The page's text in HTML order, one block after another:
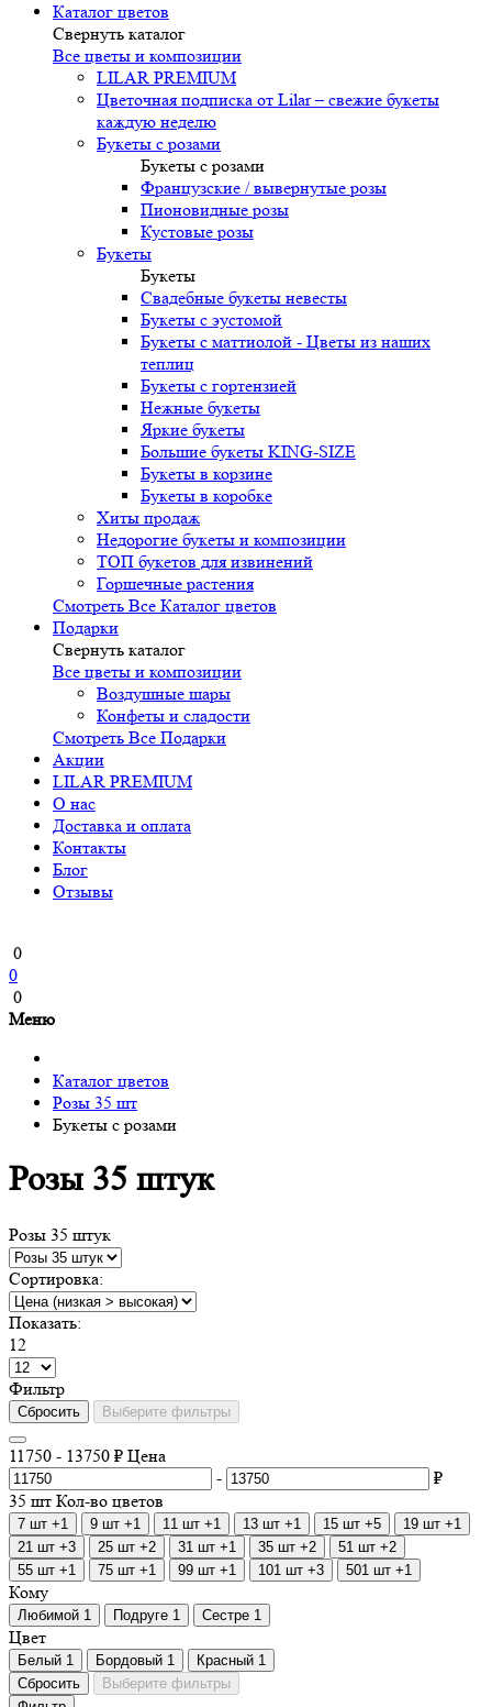
Каталог цветов
Свернуть каталог
Все цветы и композиции
LILAR PREMIUM
Цветочная подписка от Lilar – свежие букеты
каждую неделю
Букеты с розами
Букеты с розами
Французские / вывернутые розы
Пионовидные розы
Кустовые розы
Букеты
Букеты
Свадебные букеты невесты
Букеты с эустомой
Букеты с маттиолой - Цветы из наших
теплиц
Букеты с гортензией
Нежные букеты
Яркие букеты
Большие букеты KING-SIZE
Букеты в корзине
Букеты в коробке
Хиты продаж
Недорогие букеты и композиции
ТОП букетов для извинений
Горшечные растения
Смотреть Все Каталог цветов
Подарки
Свернуть каталог
Все цветы и композиции
Воздушные шары
Конфеты и сладости
Смотреть Все Подарки
Акции
LILAR PREMIUM
О нас
Доставка и оплата
Контакты
Блог
Отзывы
0
0
0
Меню
Каталог цветов
Розы 35 шт
Букеты с розами
Розы 35 штук
Розы 35 штук
Сортировка:
Показать:
12
Фильтp
Сбросить Выберите фильтры
11750 - 13750 ₽ Цена
-
₽
35 шт Кол-во цветов
7 шт +1 9 шт +1 11 шт +1 13 шт +1 15 шт +5 19 шт +1
21 шт +3 25 шт +2 31 шт +1 35 шт +2 51 шт +2
55 шт +1 75 шт +1 99 шт +1 101 шт +3 501 шт +1
Кому
Любимой 1 Подруге 1 Сестре 1
Цвет
Белый 1 Бордовый 1 Красный 1
Сбросить
Выберите фильтры